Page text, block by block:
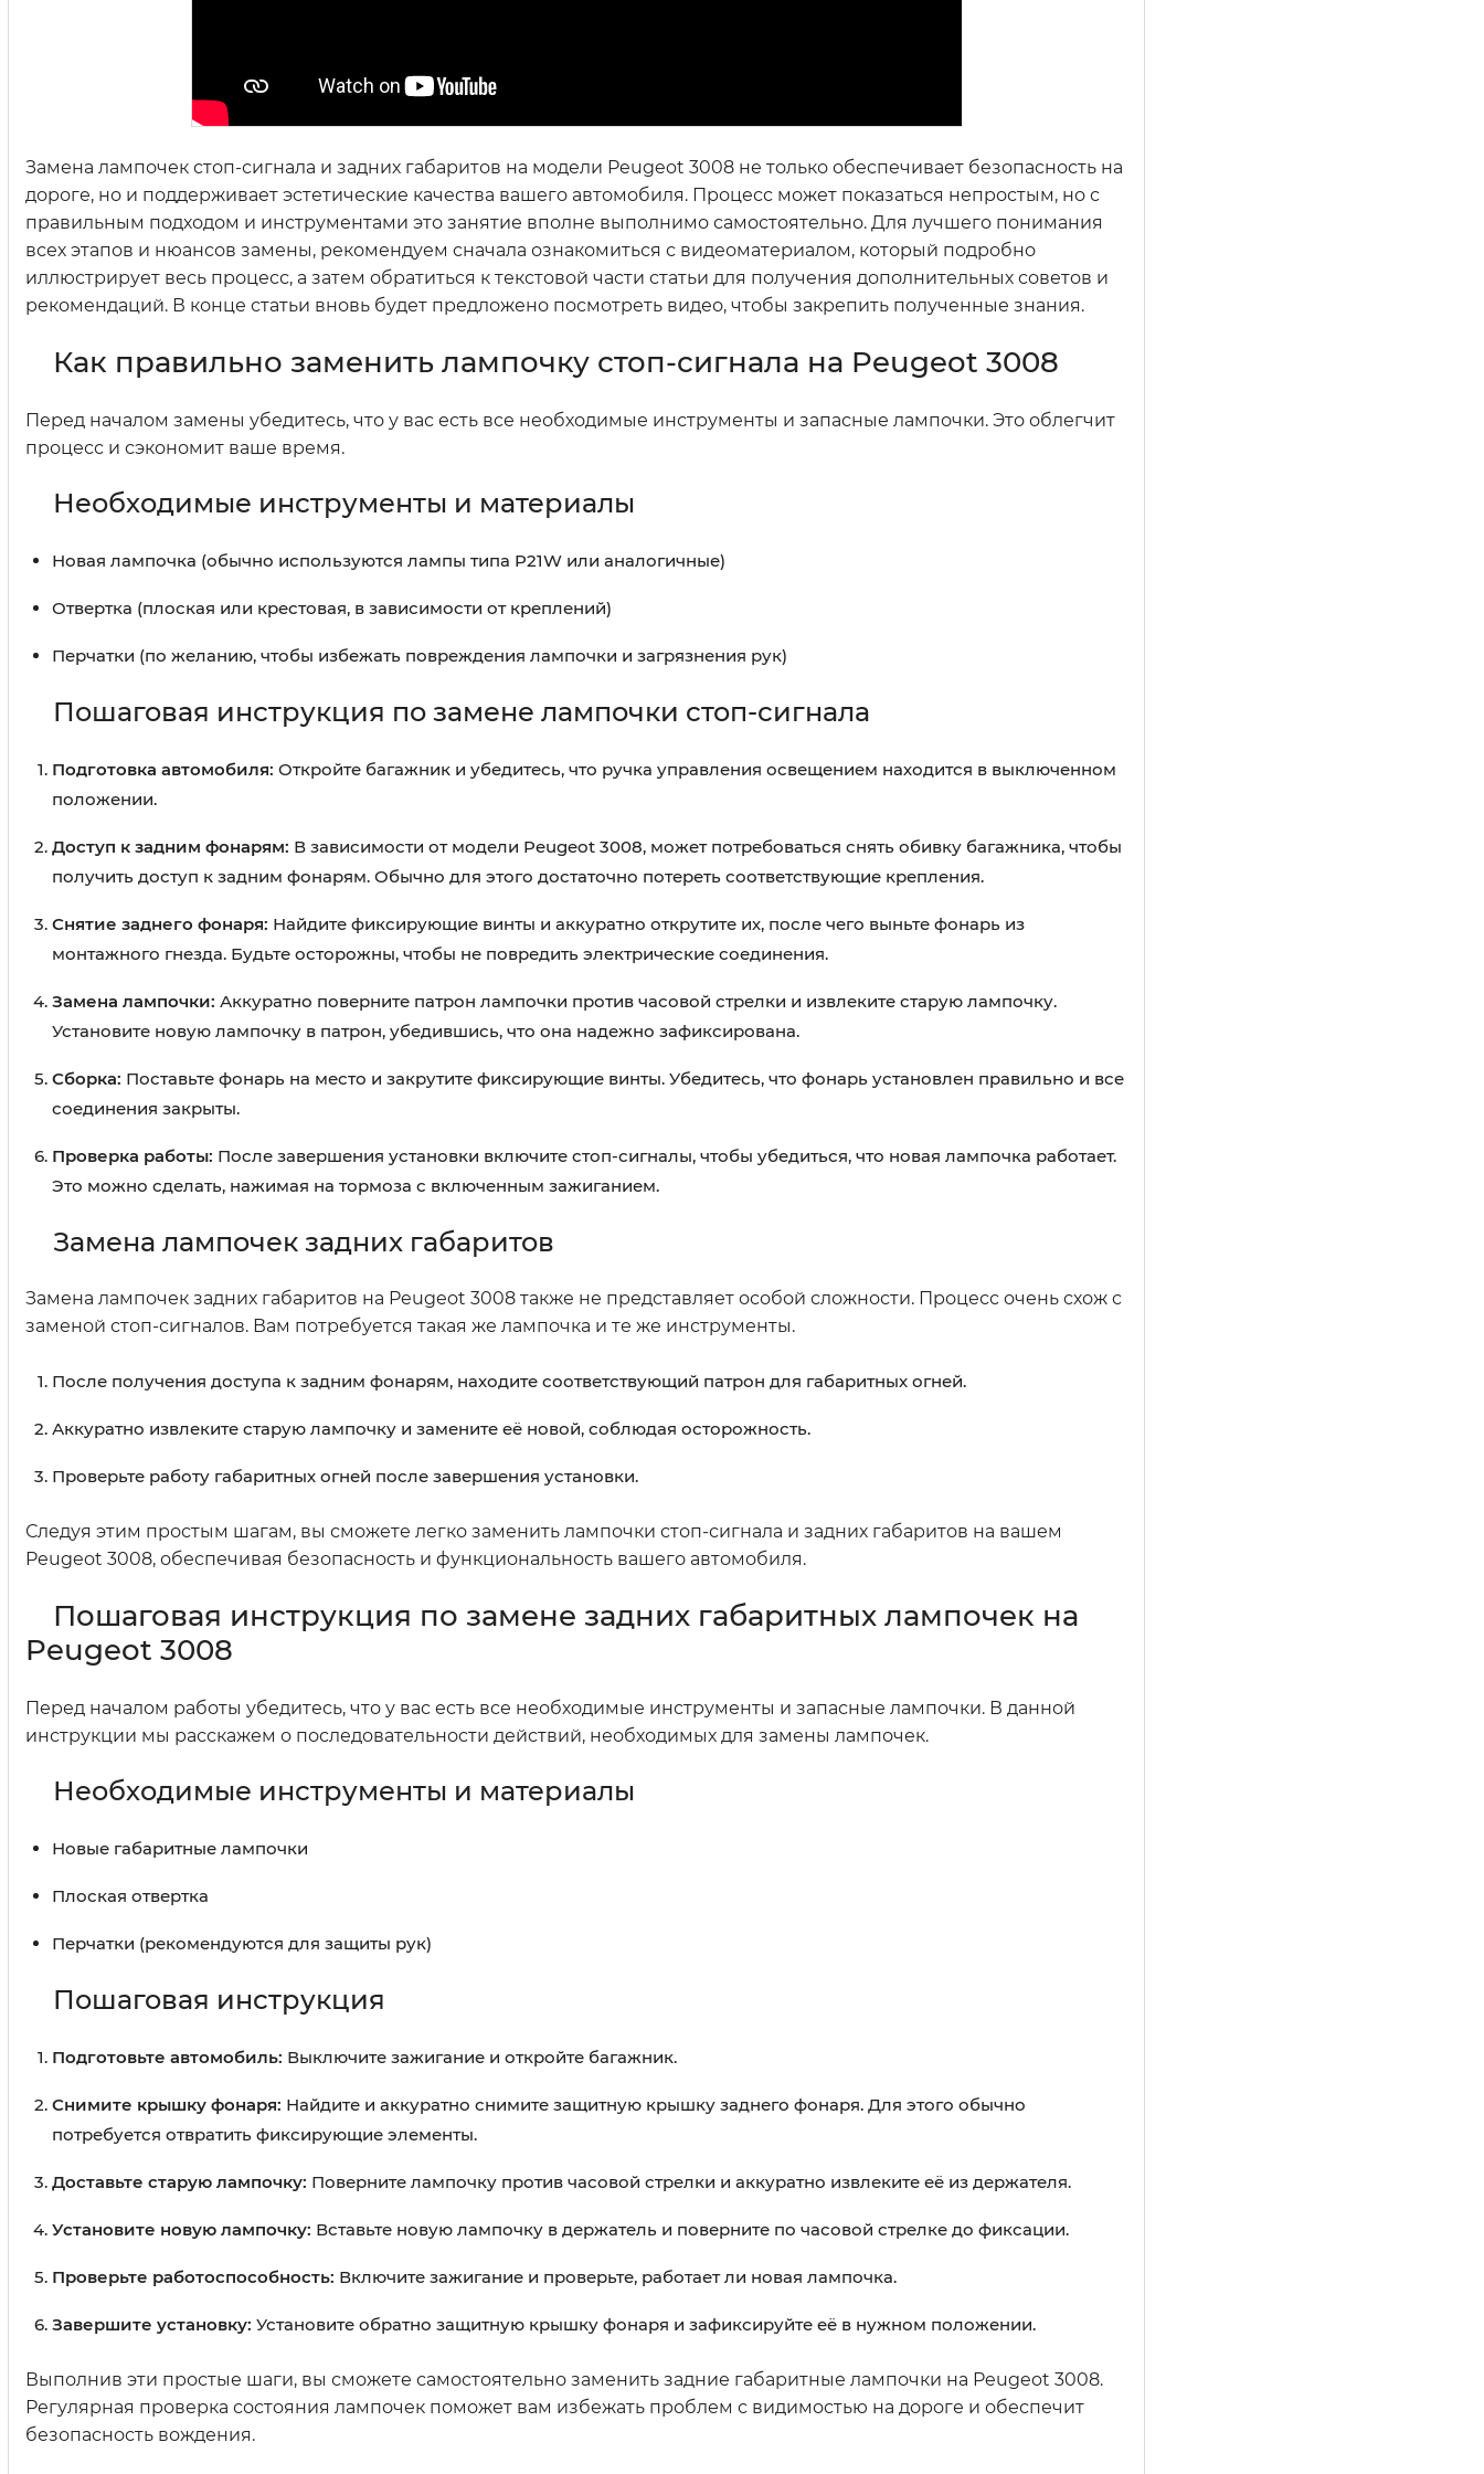
Замена лампочек стоп-сигнала и задних габаритов на модели Peugeot 3008 не только обеспечивает безопасность на
дороге, но и поддерживает эстетические качества вашего автомобиля. Процесс может показаться непростым, но с
правильным подходом и инструментами это занятие вполне выполнимо самостоятельно. Для лучшего понимания
всех этапов и нюансов замены, рекомендуем сначала ознакомиться с видеоматериалом, который подробно
иллюстрирует весь процесс, а затем обратиться к текстовой части статьи для получения дополнительных советов и
рекомендаций. В конце статьи вновь будет предложено посмотреть видео, чтобы закрепить полученные знания.
Как правильно заменить лампочку стоп-сигнала на Peugeot 3008
Перед началом замены убедитесь, что у вас есть все необходимые инструменты и запасные лампочки. Это облегчит
процесс и сэкономит ваше время.
Необходимые инструменты и материалы
Новая лампочка (обычно используются лампы типа P21W или аналогичные)
Отвертка (плоская или крестовая, в зависимости от креплений)
Перчатки (по желанию, чтобы избежать повреждения лампочки и загрязнения рук)
Пошаговая инструкция по замене лампочки стоп-сигнала
Подготовка автомобиля: Откройте багажник и убедитесь, что ручка управления освещением находится в выключенном
положении.
Доступ к задним фонарям: В зависимости от модели Peugeot 3008, может потребоваться снять обивку багажника, чтобы
получить доступ к задним фонарям. Обычно для этого достаточно потереть соответствующие крепления.
Снятие заднего фонаря: Найдите фиксирующие винты и аккуратно открутите их, после чего выньте фонарь из
монтажного гнезда. Будьте осторожны, чтобы не повредить электрические соединения.
Замена лампочки: Аккуратно поверните патрон лампочки против часовой стрелки и извлеките старую лампочку.
Установите новую лампочку в патрон, убедившись, что она надежно зафиксирована.
Сборка: Поставьте фонарь на место и закрутите фиксирующие винты. Убедитесь, что фонарь установлен правильно и все
соединения закрыты.
Проверка работы: После завершения установки включите стоп-сигналы, чтобы убедиться, что новая лампочка работает.
Это можно сделать, нажимая на тормоза с включенным зажиганием.
Замена лампочек задних габаритов
Замена лампочек задних габаритов на Peugeot 3008 также не представляет особой сложности. Процесс очень схож с
заменой стоп-сигналов. Вам потребуется такая же лампочка и те же инструменты.
После получения доступа к задним фонарям, находите соответствующий патрон для габаритных огней.
Аккуратно извлеките старую лампочку и замените её новой, соблюдая осторожность.
Проверьте работу габаритных огней после завершения установки.
Следуя этим простым шагам, вы сможете легко заменить лампочки стоп-сигнала и задних габаритов на вашем
Peugeot 3008, обеспечивая безопасность и функциональность вашего автомобиля.
Пошаговая инструкция по замене задних габаритных лампочек на
Peugeot 3008
Перед началом работы убедитесь, что у вас есть все необходимые инструменты и запасные лампочки. В данной
инструкции мы расскажем о последовательности действий, необходимых для замены лампочек.
Необходимые инструменты и материалы
Новые габаритные лампочки
Плоская отвертка
Перчатки (рекомендуются для защиты рук)
Пошаговая инструкция
Подготовьте автомобиль: Выключите зажигание и откройте багажник.
Снимите крышку фонаря: Найдите и аккуратно снимите защитную крышку заднего фонаря. Для этого обычно
потребуется отвратить фиксирующие элементы.
Доставьте старую лампочку: Поверните лампочку против часовой стрелки и аккуратно извлеките её из держателя.
Установите новую лампочку: Вставьте новую лампочку в держатель и поверните по часовой стрелке до фиксации.
Проверьте работоспособность: Включите зажигание и проверьте, работает ли новая лампочка.
Завершите установку: Установите обратно защитную крышку фонаря и зафиксируйте её в нужном положении.
Выполнив эти простые шаги, вы сможете самостоятельно заменить задние габаритные лампочки на Peugeot 3008.
Регулярная проверка состояния лампочек поможет вам избежать проблем с видимостью на дороге и обеспечит
безопасность вождения.